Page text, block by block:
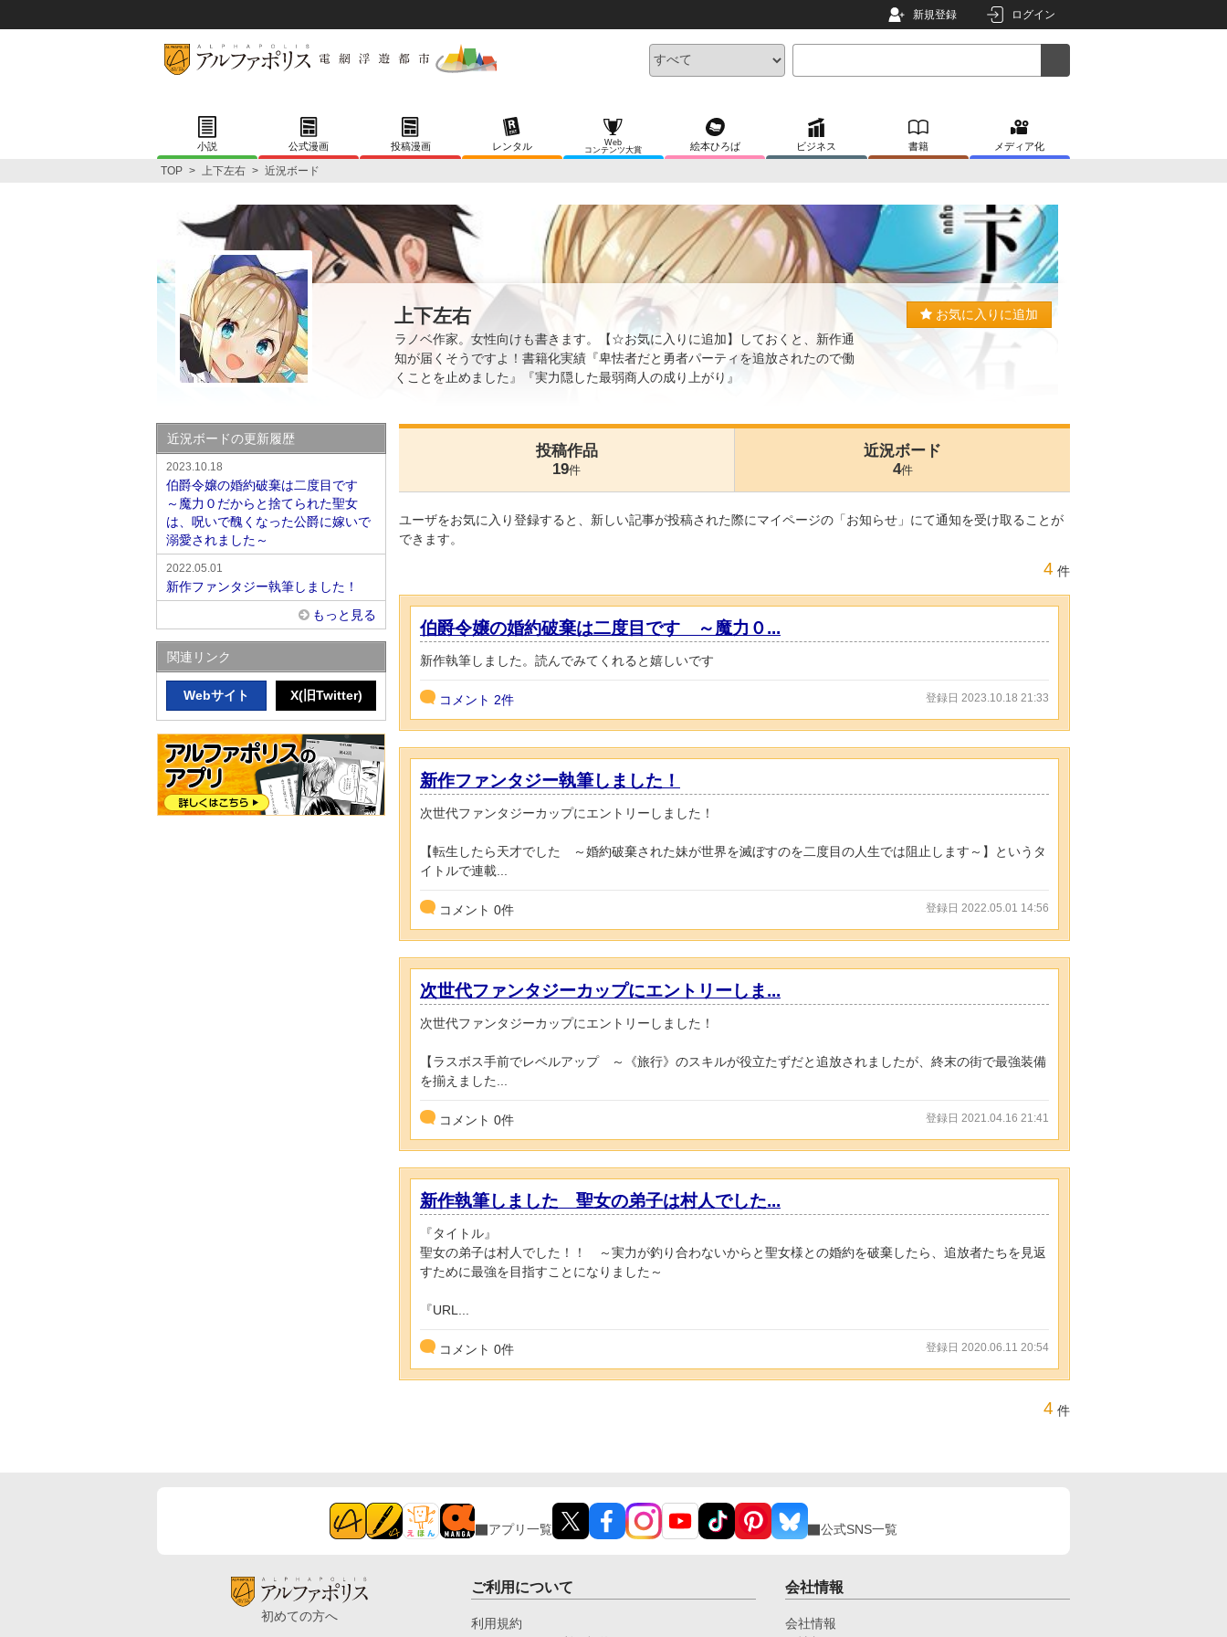
新規登録 ログイン
小説 公式漫画 投稿漫画 レンタル
Web
コンテンツ大賞
絵本ひろば ビジネス 書籍 メディア化
TOP > 上下左右 > 近況ボード
上下左右
ラノベ作家。女性向けも書きます。【☆お気に入りに追加】しておくと、新作通
知が届くそうですよ！書籍化実績『卑怯者だと勇者パーティを追放されたので働
くことを止めました』『実力隠した最弱商人の成り上がり』
お気に入りに追加
投稿作品
19件
近況ボード
4件
ユーザをお気に入り登録すると、新しい記事が投稿された際にマイページの「お知らせ」にて通知を受け取ることが
できます。
4 件
伯爵令嬢の婚約破棄は二度目です ～魔力０...
新作執筆しました。読んでみてくれると嬉しいです
コメント 2件 登録日 2023.10.18 21:33
新作ファンタジー執筆しました！
次世代ファンタジーカップにエントリーしました！
【転生したら天才でした ～婚約破棄された妹が世界を滅ぼすのを二度目の人生では阻止します～】というタ
イトルで連載...
コメント 0件 登録日 2022.05.01 14:56
次世代ファンタジーカップにエントリーしま...
次世代ファンタジーカップにエントリーしました！
【ラスボス手前でレベルアップ ～《旅行》のスキルが役立たずだと追放されましたが、終末の街で最強装備
を揃えました...
コメント 0件 登録日 2021.04.16 21:41
新作執筆しました 聖女の弟子は村人でした...
『タイトル』
聖女の弟子は村人でした！！ ～実力が釣り合わないからと聖女様との婚約を破棄したら、追放者たちを見返
すために最強を目指すことになりました～
『URL...
コメント 0件 登録日 2020.06.11 20:54
4 件
近況ボードの更新履歴
2023.10.18
伯爵令嬢の婚約破棄は二度目です
～魔力０だからと捨てられた聖女
は、呪いで醜くなった公爵に嫁いで
溺愛されました～
2022.05.01
新作ファンタジー執筆しました！
もっと見る
関連リンク
Webサイト X(旧Twitter)
アプリ一覧 公式SNS一覧
初めての方へ
ご利用について
利用規約
会社情報
会社情報